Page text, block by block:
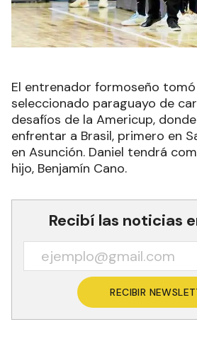
El entrenador formoseño
seleccionado paraguayo de
desafíos de la Americup,
enfrentar a Brasil, primero en
en Asunción. Daniel tendrá
hijo, Benjamín Cano.
Recibí las noticias
RECIBIR